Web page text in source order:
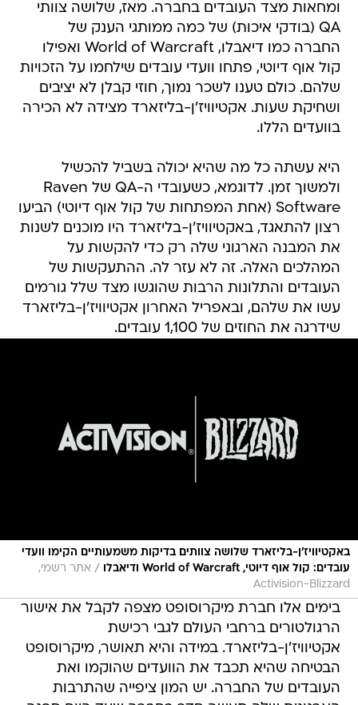
ומחאות מצד העובדים בחברה. מאז, שלושה צוותי
QA (בודקי איכות) של כמה ממותגי הענק של
החברה כמו דיאבלו, World of Warcraft ואפילו
קול אוף דיוטי, פתחו וועדי עובדים שילחמו על הזכויות
שלהם. כולם טענו לשכר נמוך, חוזי קבלן לא יציבים
ושחיקת שעות. אקטיוויז'ן-בליזארד מצידה לא הכירה
בוועדים הללו.
היא עשתה כל מה שהיא יכולה בשביל להכשיל
ולמשוך זמן. לדוגמא, כשעובדי ה-QA של Raven
Software (אחת המפתחות של קול אוף דיוטי) הביעו
רצון להתאגד, באקטיוויז'ן-בליזארד היו מוכנים לשנות
את המבנה הארגוני שלה רק כדי להקשות על
המהלכים האלה. זה לא עזר לה. ההתעקשות של
העובדים והתלונות הרבות שהוגשו מצד שלל גורמים
עשו את שלהם, ובאפריל האחרון אקטיוויז'ן-בליזארד
שידרגה את החוזים של 1,100 עובדים.
באקטיוויז'ן-בליזארד שלושה צוותים בדיקות משמעותיים הקימו וועדי
עובדים: קול אוף דיוטי, World of Warcraft ודיאבלו
/ אתר רשמי,
Activision-Blizzard
בימים אלו חברת מיקרוסופט מצפה לקבל את אישור
הרגולטורים ברחבי העולם לגבי רכישת
אקטיוויז'ן-בליזארד. במידה והיא תאושר, מיקרוסופט
הבטיחה שהיא תכבד את הוועדים שהוקמו ואת
העובדים של החברה. יש המון ציפייה שהתרבות